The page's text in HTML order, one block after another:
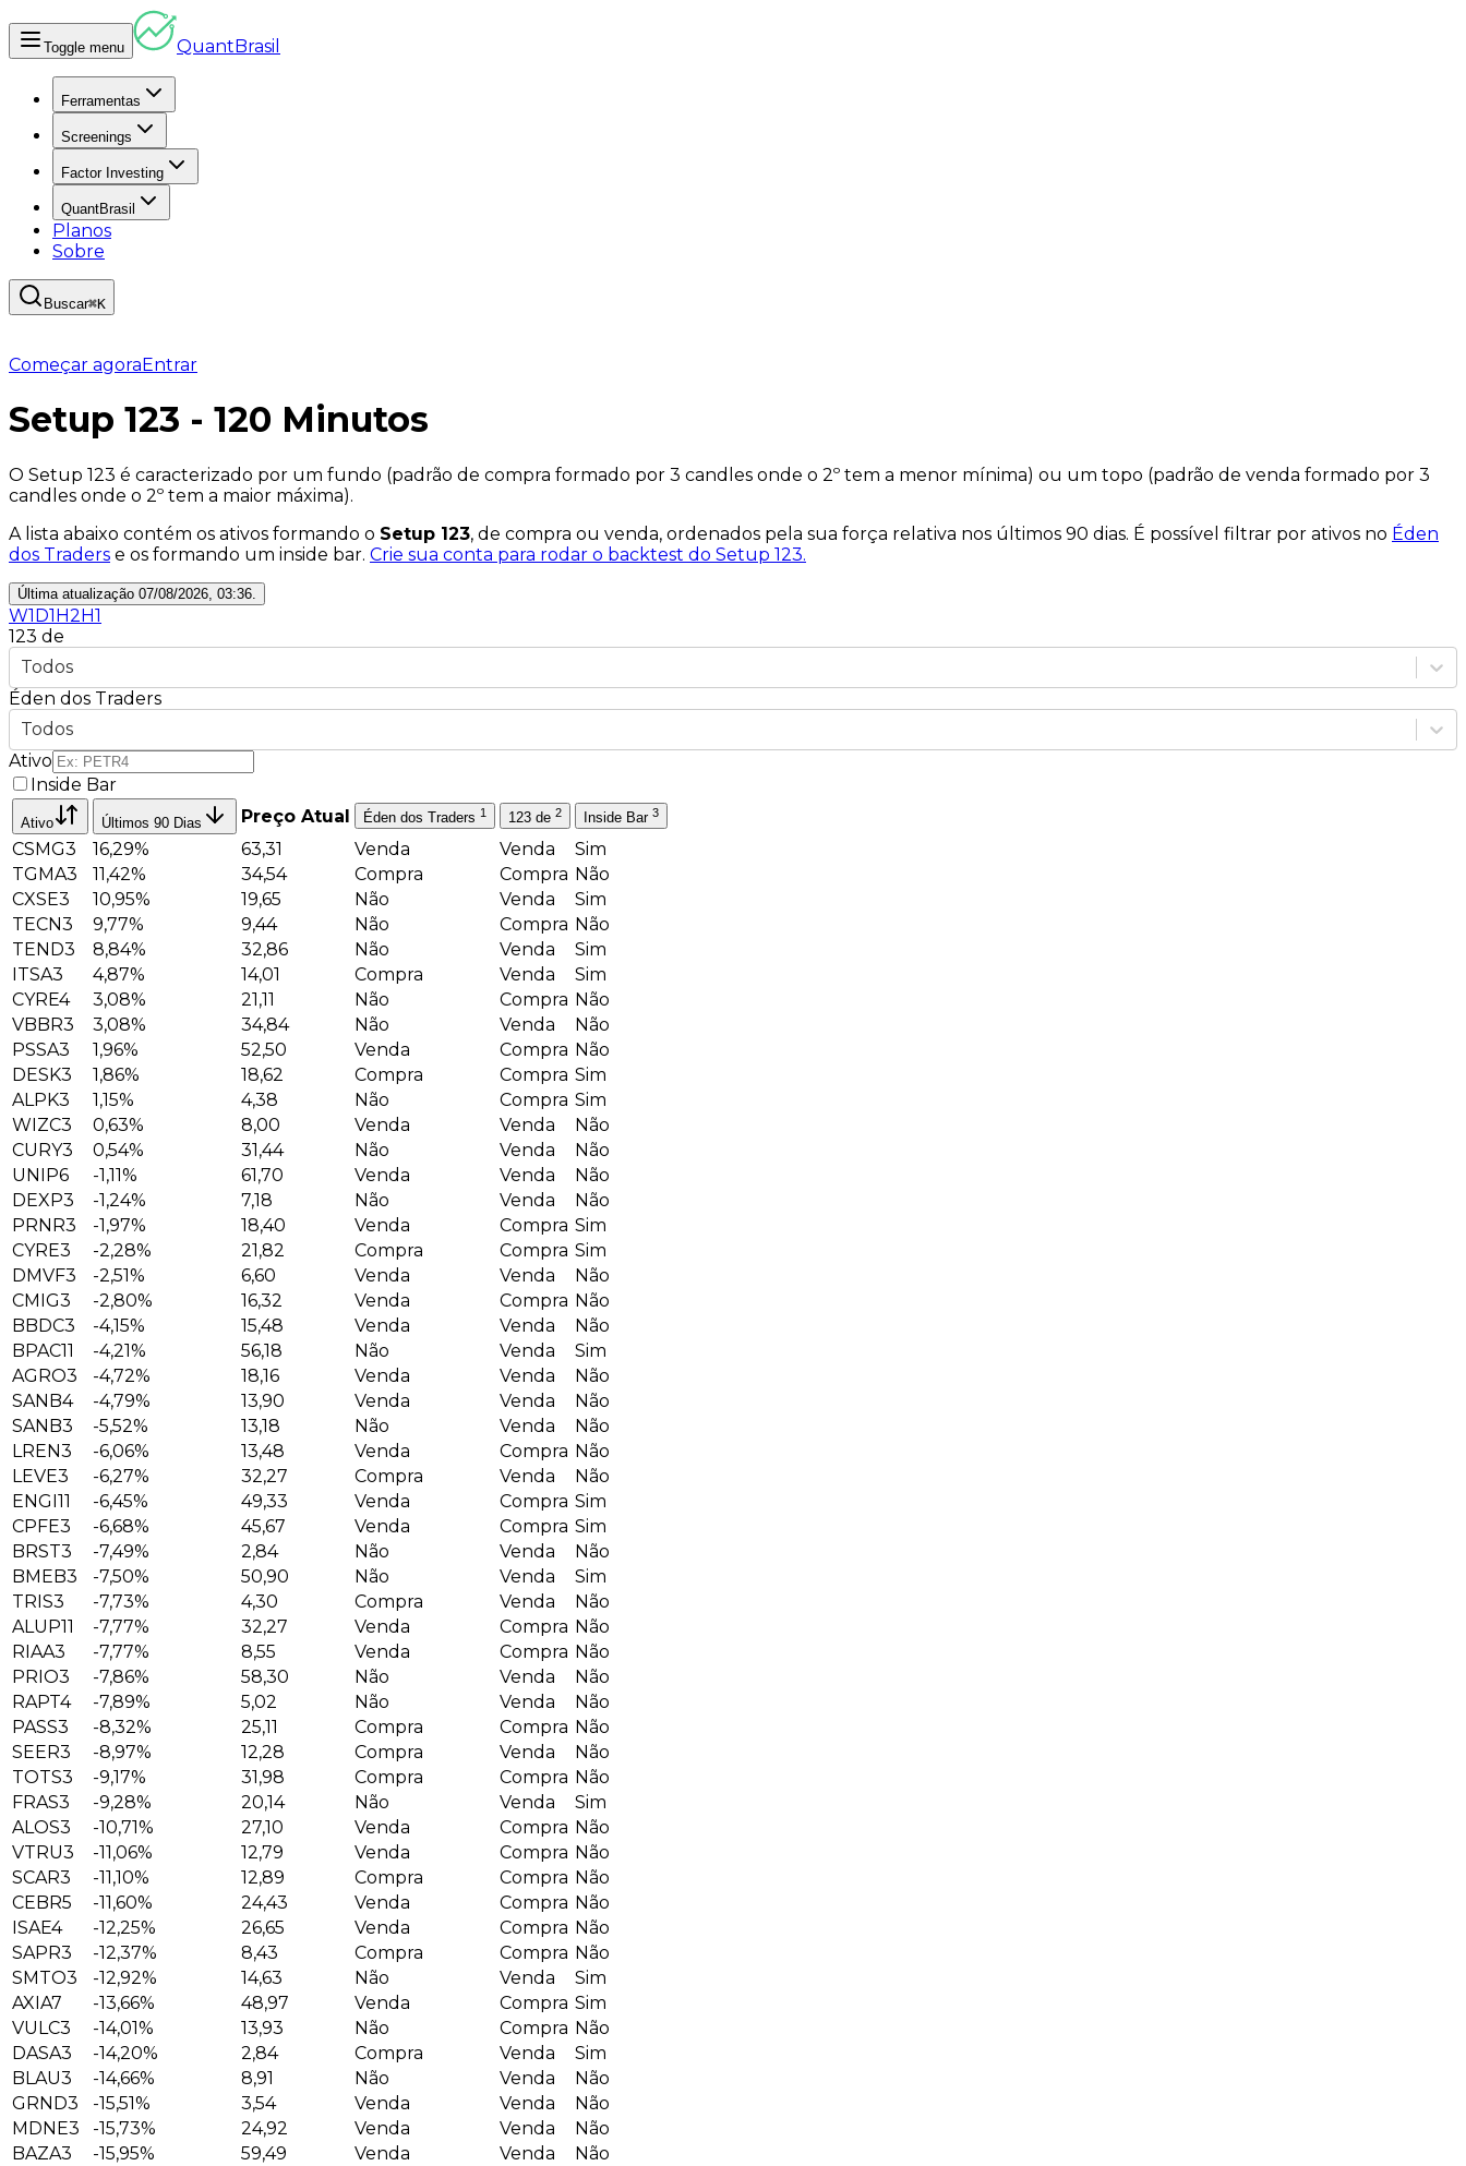
Toggle menu QuantBrasil
Ferramentas
Screenings
Factor Investing
QuantBrasil
Planos
Sobre
Buscar⌘K
Começar agoraEntrar
Setup 123 - 120 Minutos
O Setup 123 é caracterizado por um fundo (padrão de compra formado por 3 candles onde o 2º tem a menor mínima) ou um topo (padrão de venda formado por 3
candles onde o 2º tem a maior máxima).
A lista abaixo contém os ativos formando o Setup 123, de compra ou venda, ordenados pela sua força relativa nos últimos 90 dias. É possível filtrar por ativos no Éden
dos Traders e os formando um inside bar. Crie sua conta para rodar o backtest do Setup 123.
Última atualização 07/08/2026, 03:36
W1D1H2H1
123 de
Todos
Éden dos Traders
Todos
Ativo
Inside Bar
Ativo Últimos 90 Dias Preço Atual Éden dos Traders 1 123 de 2 Inside Bar 3
CSMG3 16,29% 63,31 Venda Venda
Sim
TGMA3
11,42% 34,54 Compra Compra Não
CXSE3
10,95% 19,65 Não Venda
Sim
TECN3
9,77% 9,44 Não Compra Não
TEND3
8,84% 32,86 Não Venda
Sim
ITSA3
4,87% 14,01 Compra Venda
Sim
CYRE4
3,08% 21,11 Não Compra Não
VBBR3
3,08% 34,84 Não Venda
Não
PSSA3
1,96% 52,50 Venda Compra Não
DESK3
1,86% 18,62 Compra Compra Sim
ALPK3
1,15% 4,38 Não Compra Sim
WIZC3
0,63% 8,00 Venda Venda
Não
CURY3
0,54% 31,44 Não Venda
Não
UNIP6
-1,11% 61,70 Venda Venda
Não
DEXP3
-1,24% 7,18 Não Venda
Não
PRNR3
-1,97% 18,40 Venda Compra Sim
CYRE3
-2,28% 21,82 Compra Compra Sim
DMVF3
-2,51% 6,60 Venda Venda
Não
CMIG3
-2,80% 16,32 Venda Compra Não
BBDC3
-4,15% 15,48 Venda Venda
Não
BPAC11
-4,21% 56,18 Não Venda
Sim
AGRO3
-4,72% 18,16 Venda Venda
Não
SANB4
-4,79% 13,90 Venda Venda
Não
SANB3
-5,52% 13,18 Não Venda
Não
LREN3
-6,06% 13,48 Venda Compra Não
LEVE3
-6,27% 32,27 Compra Venda
Não
ENGI11
-6,45% 49,33 Venda Compra Sim
CPFE3
-6,68% 45,67 Venda Compra Sim
BRST3
-7,49% 2,84 Não Venda
Não
BMEB3
-7,50% 50,90 Não Venda
Sim
TRIS3
-7,73% 4,30 Compra Venda
Não
ALUP11
-7,77% 32,27 Venda Compra Não
RIAA3
-7,77% 8,55 Venda Compra Não
PRIO3
-7,86% 58,30 Não Venda
Não
RAPT4
-7,89% 5,02 Não Venda
Não
PASS3
-8,32% 25,11 Compra Compra Não
SEER3
-8,97% 12,28 Compra Venda
Não
TOTS3
-9,17% 31,98 Compra Compra Não
FRAS3
-9,28% 20,14 Não Venda
Sim
ALOS3
-10,71% 27,10 Venda Compra Não
VTRU3
-11,06% 12,79 Venda Compra Não
SCAR3
-11,10% 12,89 Compra Compra Não
CEBR5
-11,60% 24,43 Venda Compra Não
ISAE4
-12,25% 26,65 Venda Compra Não
SAPR3
-12,37% 8,43 Compra Compra Não
SMTO3
-12,92% 14,63 Não Venda
Sim
AXIA7
-13,66% 48,97 Venda Compra Sim
VULC3
-14,01% 13,93 Não Compra Não
DASA3
-14,20% 2,84 Compra Venda
Sim
BLAU3
-14,66% 8,91 Não Venda
Não
GRND3
-15,51% 3,54 Venda Venda
Não
MDNE3
-15,73% 24,92 Venda Venda
Não
BAZA3
-15,95% 59,49 Venda Venda
Não